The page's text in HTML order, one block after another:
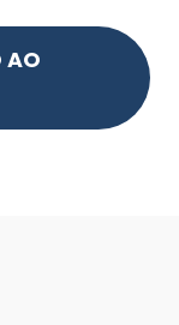
AO